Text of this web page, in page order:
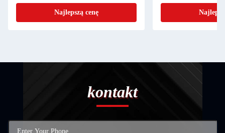
Najlepszą cenę
kontakt